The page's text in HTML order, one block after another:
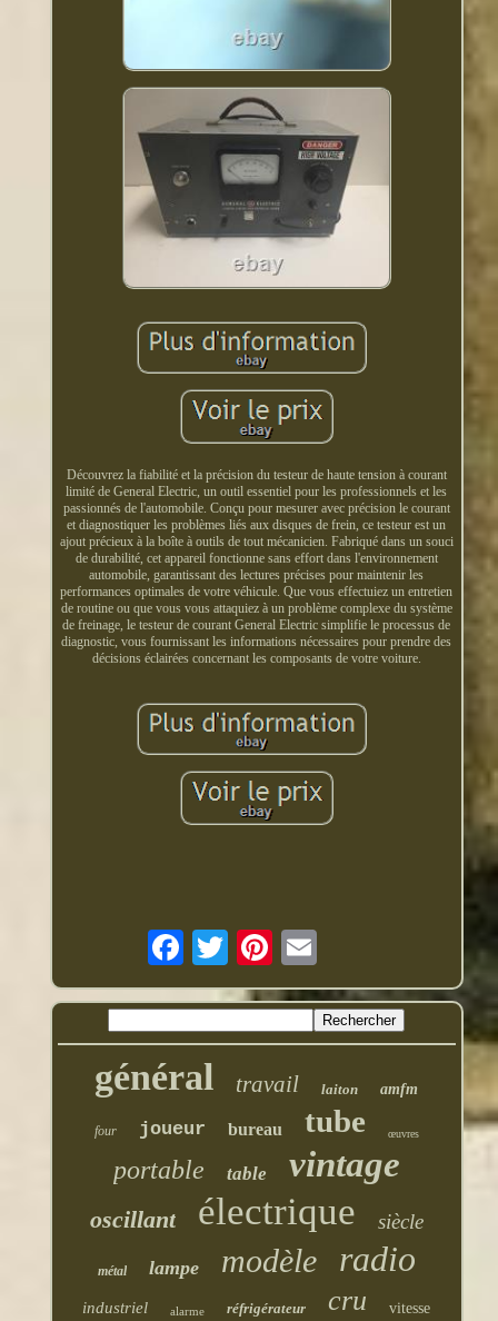
Découvrez la fiabilité et la précision du testeur de haute tension à courant
limité de General Electric, un outil essentiel pour les professionnels et les
passionnés de l'automobile. Conçu pour mesurer avec précision le courant
et diagnostiquer les problèmes liés aux disques de frein, ce testeur est un
ajout précieux à la boîte à outils de tout mécanicien. Fabriqué dans un souci
de durabilité, cet appareil fonctionne sans effort dans l'environnement
automobile, garantissant des lectures précises pour maintenir les
performances optimales de votre véhicule. Que vous effectuiez un entretien
de routine ou que vous vous attaquiez à un problème complexe du système
de freinage, le testeur de courant General Electric simplifie le processus de
diagnostic, vous fournissant les informations nécessaires pour prendre des
décisions éclairées concernant les composants de votre voiture.
général travail laiton amfm
four joueur bureau tube œuvres
portable table vintage
oscillant électrique siècle
métal lampe modèle radio
industriel alarme réfrigérateur cru vitesse